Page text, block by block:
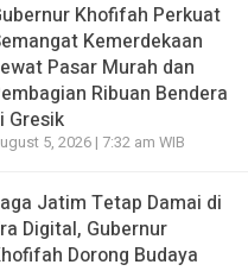
Khofifah Perkuat
Kemerdekaan
Pasar Murah dan
Ribuan Bendera
Gresik
5, 2026 | 7:32 am WIB
Jatim Tetap Damai di
Digital, Gubernur
Dorong Budaya